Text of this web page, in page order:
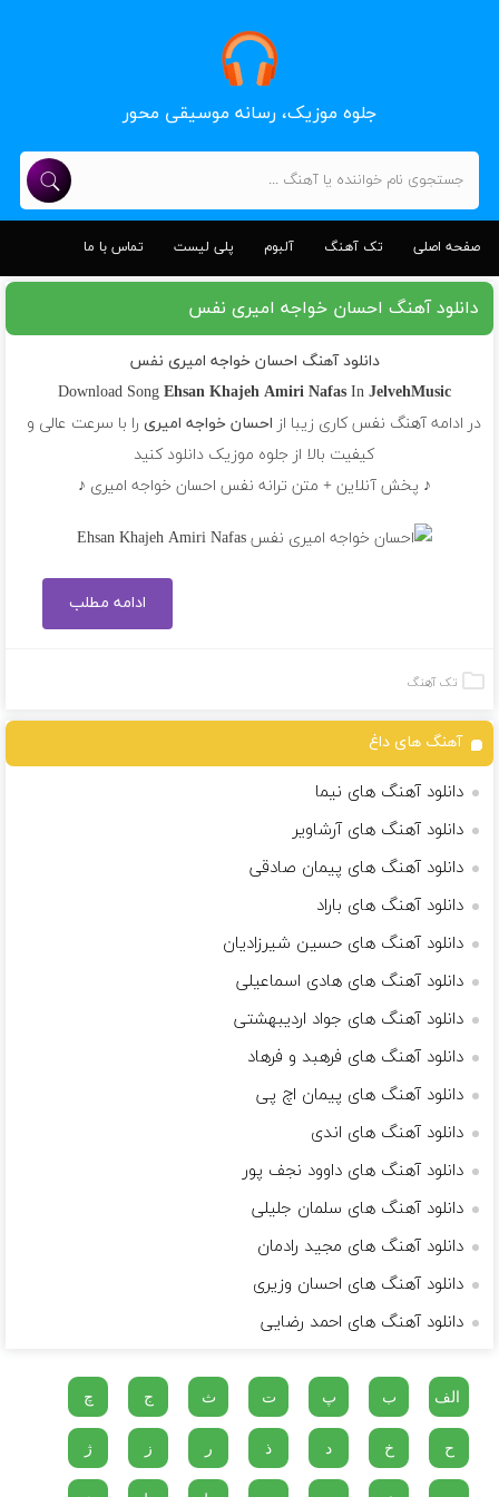
جلوه موزیک، رسانه موسیقی محور
صفحه اصلی تک آهنگ آلبوم پلی لیست تماس با ما
دانلود آهنگ احسان خواجه امیری نفس
دانلود آهنگ احسان خواجه امیری نفس
Download Song Ehsan Khajeh Amiri NafasIn JelvehMusic
در ادامه آهنگ نفس کاری زیبا از احسان خواجه امیریرا با سرعت عالی و
کیفیت بالا از جلوه موزیک دانلود کنید
♪ پخش آنلاین + متن ترانه نفس احسان خواجه امیری ♪
ادامه مطلب
تک آهنگ
آهنگ های داغ
دانلود آهنگ های نیما
دانلود آهنگ های آرشاویر
دانلود آهنگ های پیمان صادقی
دانلود آهنگ های باراد
دانلود آهنگ های حسین شیرزادیان
دانلود آهنگ های هادی اسماعیلی
دانلود آهنگ های جواد اردیبهشتی
دانلود آهنگ های فرهبد و فرهاد
دانلود آهنگ های پیمان اچ پی
دانلود آهنگ های اندی
دانلود آهنگ های داوود نجف پور
دانلود آهنگ های سلمان جلیلی
دانلود آهنگ های مجید رادمان
دانلود آهنگ های احسان وزیری
دانلود آهنگ های احمد رضایی
الف ب پ ت ث ج چ
ح خ د ذ ر ز ژ